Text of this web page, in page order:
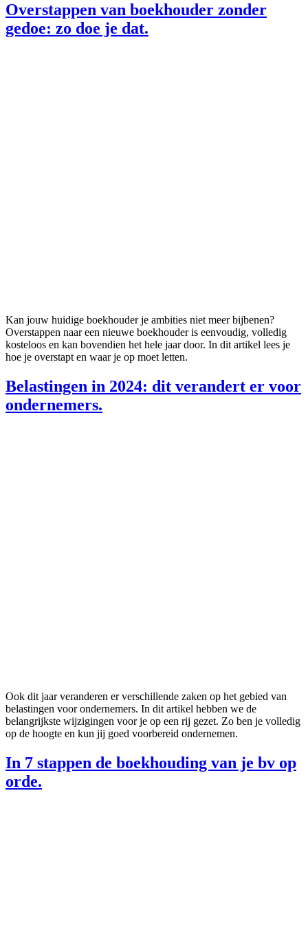
Overstappen van boekhouder zonder
gedoe: zo doe je dat.
Kan jouw huidige boekhouder je ambities niet meer bijbenen?
Overstappen naar een nieuwe boekhouder is eenvoudig, volledig
kosteloos en kan bovendien het hele jaar door. In dit artikel lees je
hoe je overstapt en waar je op moet letten.
Belastingen in 2024: dit verandert er voor
ondernemers.
Ook dit jaar veranderen er verschillende zaken op het gebied van
belastingen voor ondernemers. In dit artikel hebben we de
belangrijkste wijzigingen voor je op een rij gezet. Zo ben je volledig
op de hoogte en kun jij goed voorbereid ondernemen.
In 7 stappen de boekhouding van je bv op
orde.